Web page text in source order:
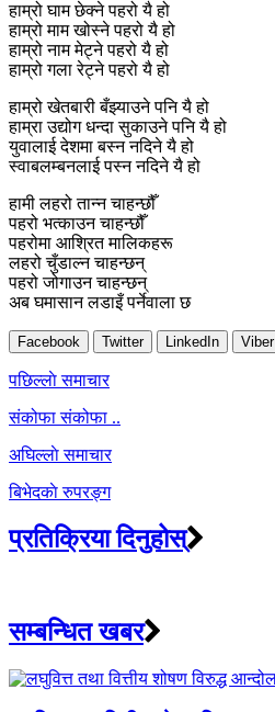
हाम्रो घाम छेक्ने पहरो यै हो
हाम्रो माम खोस्ने पहरो यै हो
हाम्रो नाम मेट्ने पहरो यै हो
हाम्रो गला रेट्ने पहरो यै हो
हाम्रो खेतबारी बँझ्याउने पनि यै हो
हाम्रा उद्योग धन्दा सुकाउने पनि यै हो
युवालाई देशमा बस्न नदिने यै हो
स्वाबलम्बनलाई पस्न नदिने यै हो
हामी लहरो तान्न चाहन्छौँ
पहरो भत्काउन चाहन्छौँ
पहरोमा आश्रित मालिकहरू
लहरो चुँडाल्न चाहन्छन्
पहरो जोगाउन चाहन्छन्
अब घमासान लडाइँ पर्नेवाला छ
Facebook Twitter LinkedIn Viber
Post
navigation
पछिल्लाे समाचार
संकोफा संकोफा ..
अघिल्लाे समाचार
बिभेदकाे रुपरङ्ग
प्रतिक्रिया दिनुहोस्
सम्बन्धित खबर